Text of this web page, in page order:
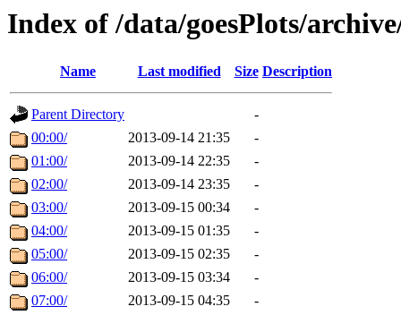
Index of /data/goesPlots/
Name Last modified Size Description
Parent Directory
-
00:00/
2013-09-14 21:35
-
01:00/
2013-09-14 22:35
-
02:00/
2013-09-14 23:35
-
03:00/
2013-09-15 00:34
-
04:00/
2013-09-15 01:35
-
05:00/
2013-09-15 02:35
-
06:00/
2013-09-15 03:34
-
07:00/
2013-09-15 04:35
-